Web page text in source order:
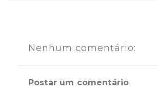
Nenhum comentário:
Postar um comentário